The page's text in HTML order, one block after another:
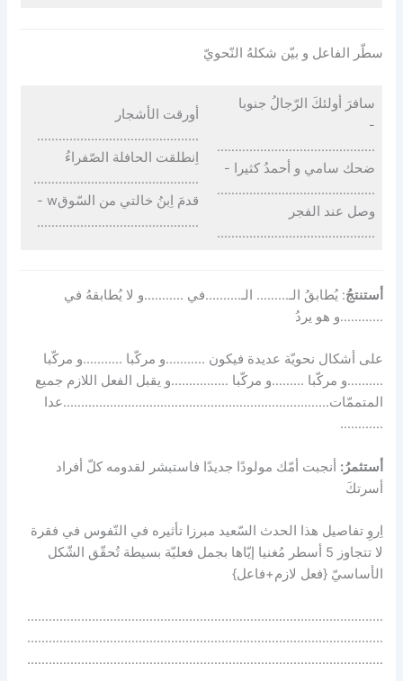
سطّر الفاعل و بيّن شكلهُ النّحويّ
سافرَ أولئكَ الرّجالُ جنوبا
-
……………………………………..
ضحك سامي و أحمدُ كثيرا -
……………………………………..
وصل عند الفجر
……………………………………..
أورقت الأشجار
………………………………………
اِنطلقت الحافلة الصّفراءُ
……………………………………….
قدمَ اِبنُ خالتي من السّوقw -
………………………………………
أستنتجُ: يُطابقُ الـ……… الـ……….في ………..و لا يُطابقهُ في
…………و هو يردُ
على أشكال نحويّة عديدة فيكون ………..و مركّبا ………..و مركّبا
……….و مركّبا ………و مركّبا …………….و يقبل الفعل اللازم جميع
المتممّات………………………………………………………………..عدا
…………
أستثمرُ: أنجبت أمّك مولودًا جديدًا فاستبشر لقدومه كلّ أفراد
أسرتكَ
اِروِ تفاصيل هذا الحدث السّعيد مبرزا تأثيره في النّفوس في فقرة
لا تتجاوز 5 أسطر مُغنيا إيّاها بجمل فعليّة بسيطة تُحقّق الشّكل
الأساسيّ {فعل لازم+فاعل}
………………………………………………………………………………………
………………………………………………………………………………………
………………………………………………………………………………………